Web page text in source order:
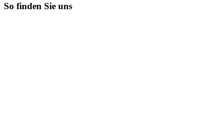
So finden Sie uns